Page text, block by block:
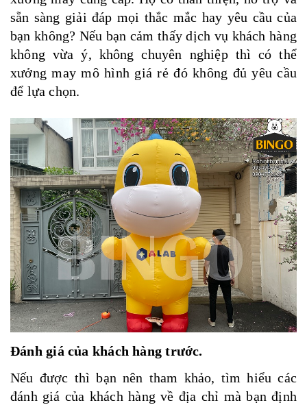
sẵn sàng giải đáp mọi thắc mắc hay yêu cầu của
bạn không? Nếu bạn cảm thấy dịch vụ khách hàng
không vừa ý, không chuyên nghiệp thì có thể
xưởng may mô hình giá rẻ đó không đủ yêu cầu
để lựa chọn.
Đánh giá của khách hàng trước.
Nếu được thì bạn nên tham khảo, tìm hiểu các
đánh giá của khách hàng về địa chỉ mà bạn định